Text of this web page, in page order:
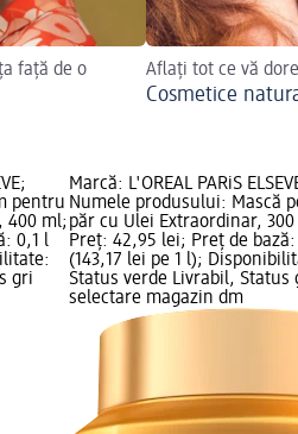
față de o
Aflați tot ce vă
Cosmetice
pentru
400 ml;
0,1 l
gri
Marcă: L'ORÉAL PARiS
Numele produsului: Mască
păr cu Ulei Extraordinar, 300
Preț: 42,95 lei; Preț de
(143,17 lei pe 1 l);
Status verde Livrabil, Status
selectare magazin dm